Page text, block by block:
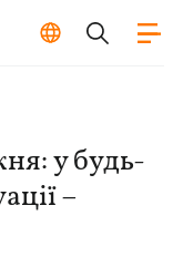
у будь-
–